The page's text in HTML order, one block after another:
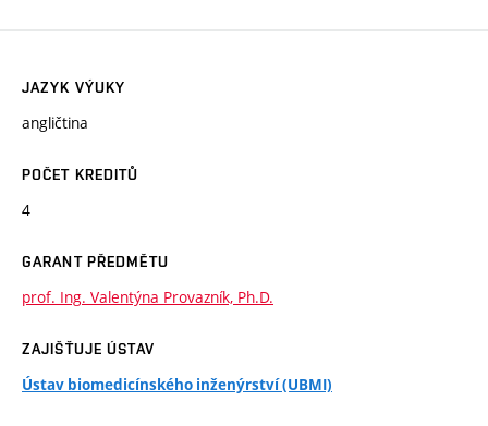
JAZYK VÝUKY
angličtina
POČET KREDITŮ
4
GARANT PŘEDMĚTU
prof. Ing. Valentýna Provazník, Ph.D.
ZAJIŠŤUJE ÚSTAV
Ústav biomedicínského inženýrství (UBMI)